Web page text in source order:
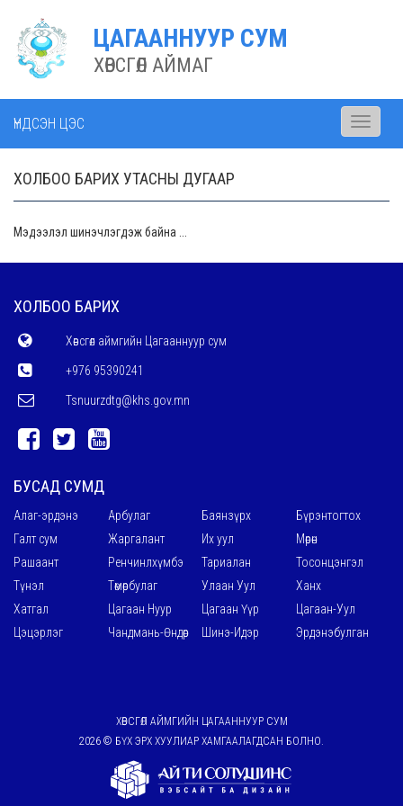
ЦАГААННУУР СУМ
ХӨВСГӨЛ АЙМАГ
ҮНДСЭН ЦЭС
Toggle
ХОЛБОО БАРИХ УТАСНЫ ДУГААР
Мэдээлэл шинэчлэгдэж байна ...
ХОЛБОО БАРИХ
Хөвсгөл аймгийн Цагааннуур сум
+976 95390241
Tsnuurzdtg@khs.gov.mn
БУСАД СУМД
Алаг-эрдэнэ Арбулаг Баянзүрх
Бүрэнтогтох
Галт сум
Жаргалант Их уул
Мөрөн
Рашаант
Ренчинлхүмбэ Тариалан
Тосонцэнгэл
Түнэл
Төмөрбулаг Улаан Уул
Ханх
Хатгал
Цагаан Нуур Цагаан Үүр
Цагаан-Уул
Цэцэрлэг
Чандмань-Өндөр Шинэ-Идэр Эрдэнэбулган
ХӨВСГӨЛ АЙМГИЙН ЦАГААННУУР СУМ
2026 © БҮХ ЭРХ ХУУЛИАР ХАМГААЛАГДСАН БОЛНО.